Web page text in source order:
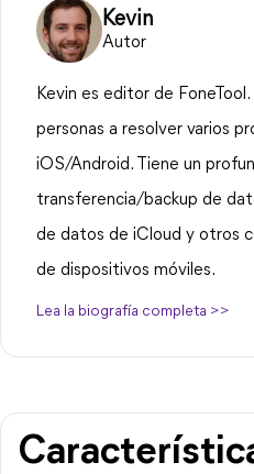
Kevin
Autor
Kevin es editor de
personas a resolver varios
iOS/Android. Tiene un
transferencia/backup de
de datos de iCloud y otros
de dispositivos móviles.
Lea la biografía completa >>